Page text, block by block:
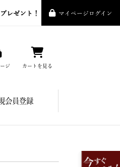
プレゼント！ マイページログイン
ジ カートを見る
会員登録